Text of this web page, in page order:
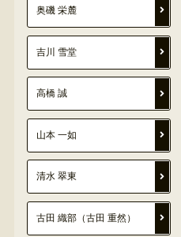
奥磯 栄麓
吉川 雪堂
高橋 誠
山本 一如
清水 翠東
古田 織部（古田 重然）